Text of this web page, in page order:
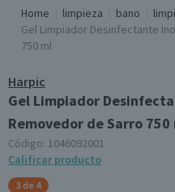
Home limpieza bano
Gel Limpiador Desinfectante
750 ml
Harpic
Gel Limpiador
Removedor de Sarro 750
Código: 1046092001
Calificar producto
3 de 4